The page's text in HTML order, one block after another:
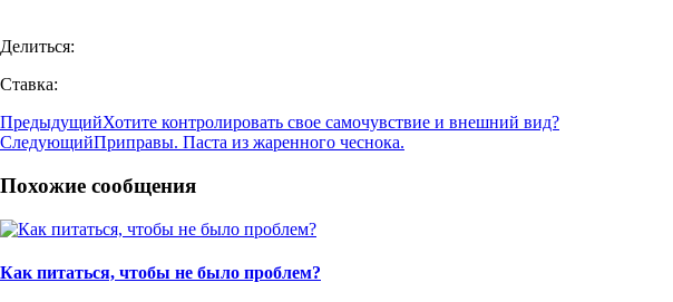
Делиться:
Ставка:
ПредыдущийХотите контролировать свое самочувствие и внешний вид?
СледующийПриправы. Паста из жаренного чеснока.
Похожие сообщения
Как питаться, чтобы не было проблем?